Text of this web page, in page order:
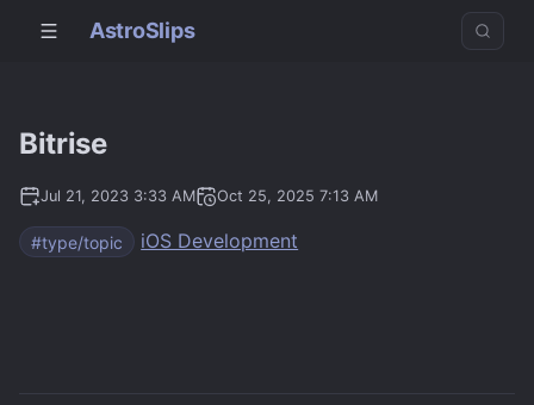
AstroSlips
Bitrise
Jul 21, 2023 3:33 AM Oct 25, 2025 7:13 AM
#type/topic iOS Development